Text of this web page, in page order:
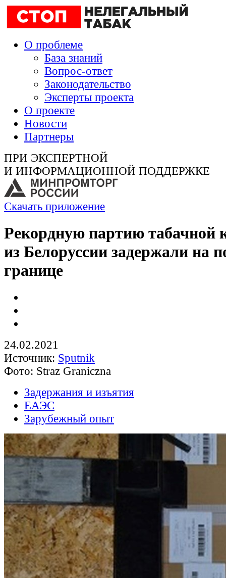
О проблеме
База знаний
Вопрос-ответ
Законодательство
Эксперты проекта
О проекте
Новости
Партнеры
ПРИ ЭКСПЕРТНОЙ
И ИНФОРМАЦИОННОЙ ПОДДЕРЖКЕ
Скачать приложение
Рекордную партию табачной
из Белоруссии задержали на
границе
24.02.2021
Источник: Sputnik
Фото: Straz Graniczna
Задержания и изъятия
ЕАЭС
Зарубежный опыт